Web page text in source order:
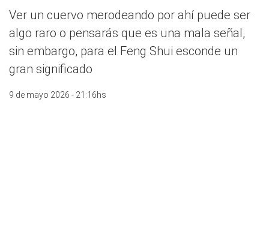
Ver un cuervo merodeando por ahí puede ser
algo raro o pensarás que es una mala señal,
sin embargo, para el Feng Shui esconde un
gran significado
9 de mayo 2026 - 21:16hs